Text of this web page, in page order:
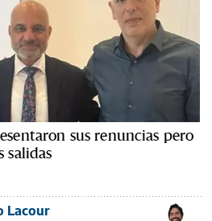
sus renuncias pero
salidas
Lacour